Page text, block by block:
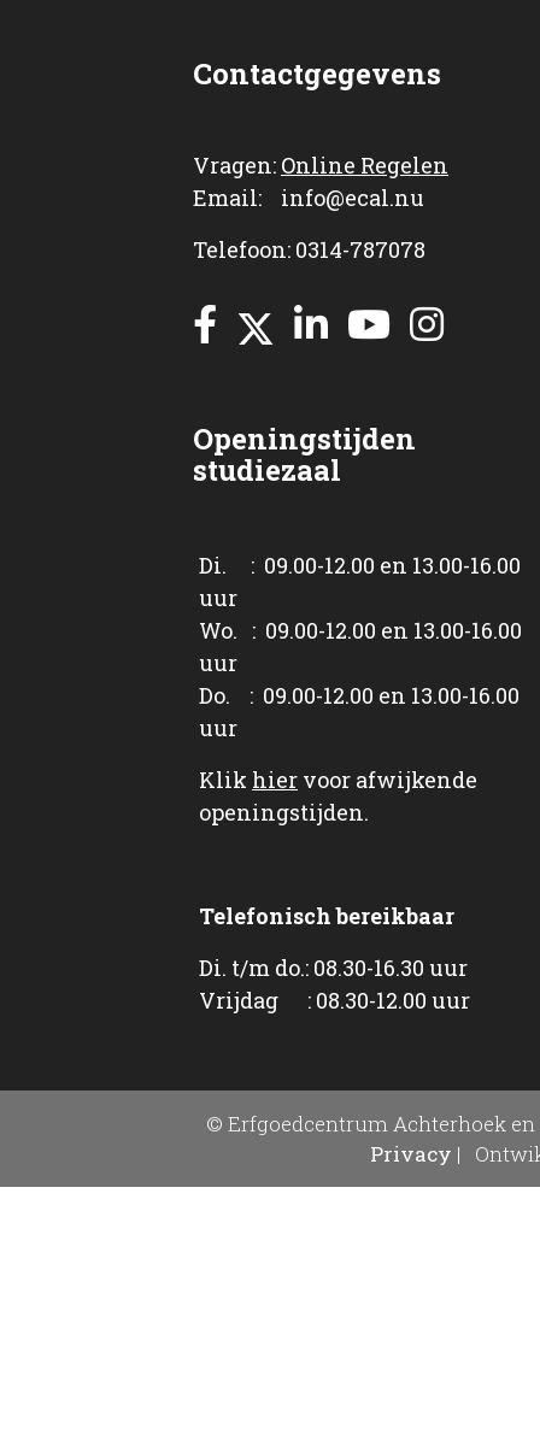
Contactgegevens
Vragen: Online Regelen
Email: info@ecal.nu
Telefoon: 0314-787078
Openingstijden
studiezaal
Di. : 09.00-12.00 en 13.00-16.00
uur
Wo. : 09.00-12.00 en 13.00-16.00
uur
Do. : 09.00-12.00 en 13.00-16.00
uur
Klik hier voor afwijkende
openingstijden.
Telefonisch bereikbaar
Di. t/m do.: 08.30-16.30 uur
Vrijdag : 08.30-12.00 uur
© Erfgoedcentrum Achterhoek en
Privacy |